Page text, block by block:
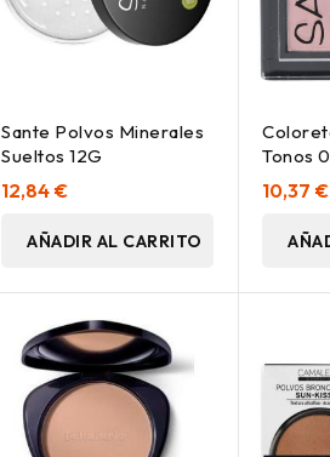
Sante Polvos Minerales
Sueltos 12G
12,84 €
AÑADIR AL CARRITO
Tonos
10,37 €